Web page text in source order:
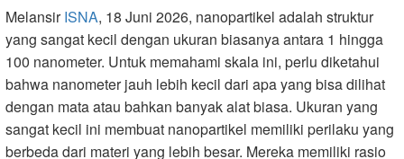
MelansirISNA, 18 Juni 2026, nanopartikel adalah struktur
yang sangat kecil dengan ukuran biasanya antara 1 hingga
100 nanometer. Untuk memahami skala ini, perlu diketahui
bahwa nanometer jauh lebih kecil dari apa yang bisa dilihat
dengan mata atau bahkan banyak alat biasa. Ukuran yang
sangat kecil ini membuat nanopartikel memiliki perilaku yang
berbeda dari materi yang lebih besar. Mereka memiliki rasio